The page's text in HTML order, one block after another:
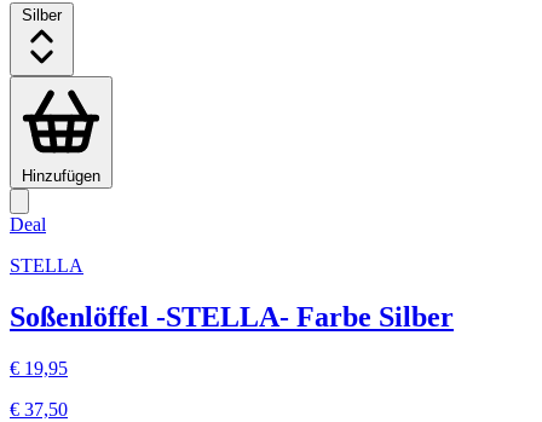
Silber
Hinzufügen
Deal
STELLA
Soßenlöffel -STELLA- Farbe Silber
€ 19,95
€ 37,50